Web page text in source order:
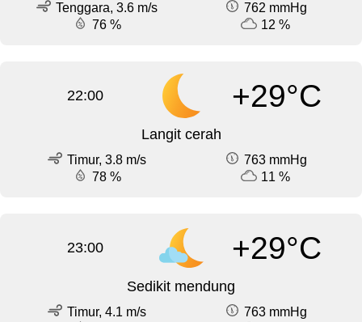
Tenggara, 3.6 m/s
762 mmHg
76 %
12 %
22:00 +29°C
Langit cerah
Timur, 3.8 m/s
763 mmHg
78 %
11 %
23:00 +29°C
Sedikit mendung
Timur, 4.1 m/s
763 mmHg